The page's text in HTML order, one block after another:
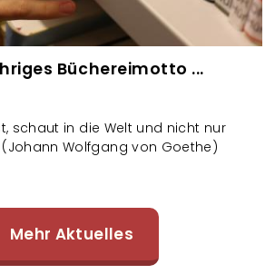
Büchereimotto ...
schaut in die Welt und nicht nur
Wolfgang von Goethe)
Mehr Aktuelles